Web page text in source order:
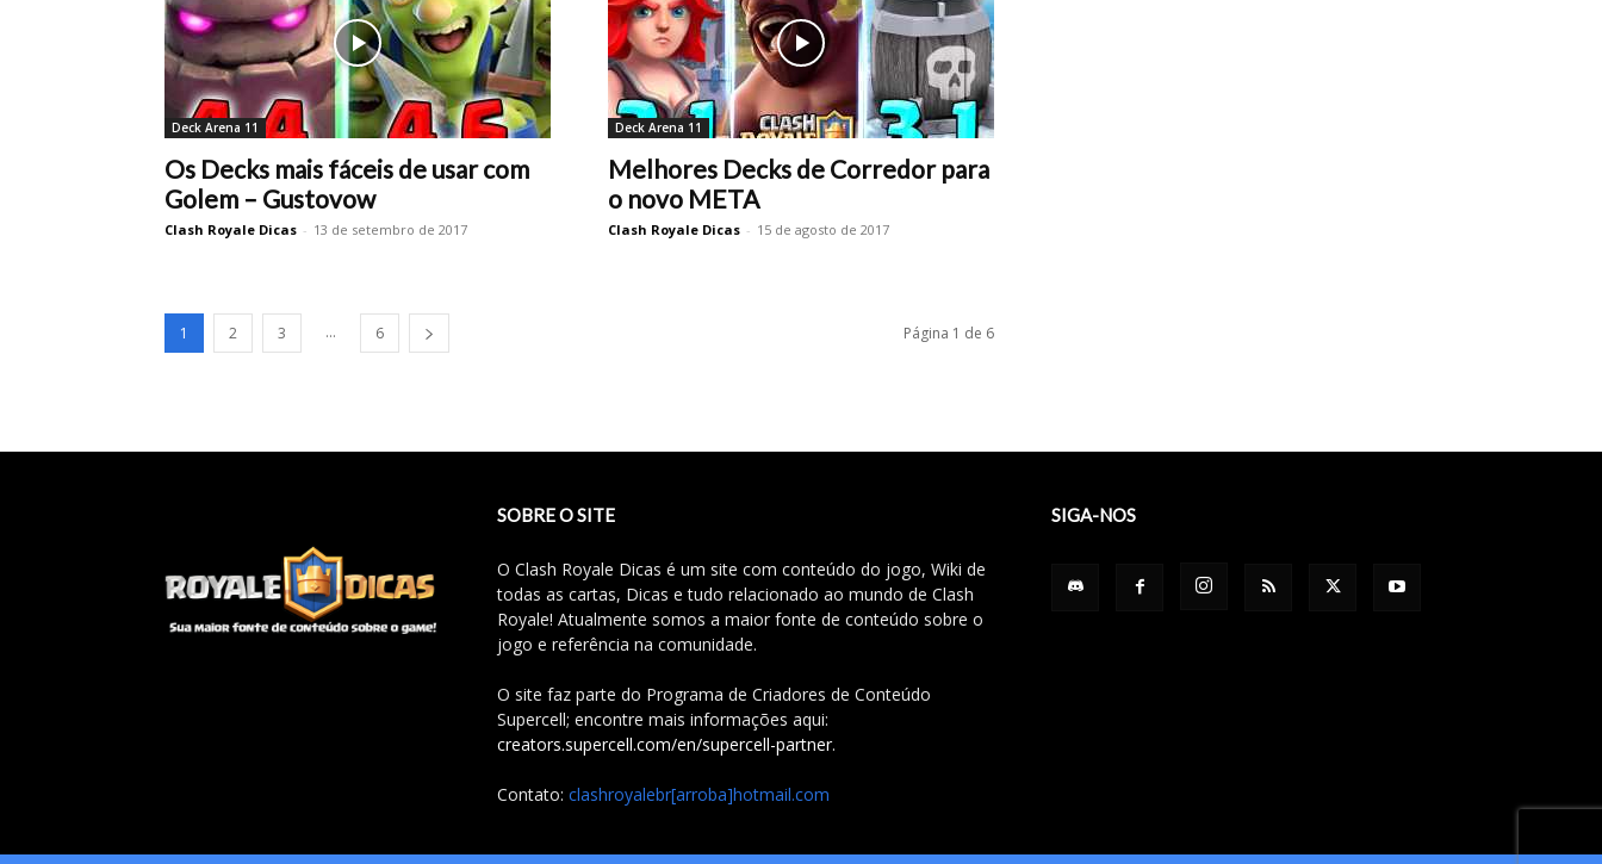
Deck Arena 11
Os Decks mais fáceis de usar com
Golem – Gustovow
Clash Royale Dicas - 13 de setembro de 2017
Deck Arena 11
Melhores Decks de Corredor para
o novo META
Clash Royale Dicas - 15 de agosto de 2017
1 2 3 ... 6 Página 1 de 6
SOBRE O SITE
O Clash Royale Dicas é um site com conteúdo do jogo, Wiki de
todas as cartas, Dicas e tudo relacionado ao mundo de Clash
Royale! Atualmente somos a maior fonte de conteúdo sobre o
jogo e referência na comunidade.
O site faz parte do Programa de Criadores de Conteúdo
Supercell; encontre mais informações aqui:
creators.supercell.com/en/supercell-partner.
Contato: clashroyalebr[arroba]hotmail.com
SIGA-NOS